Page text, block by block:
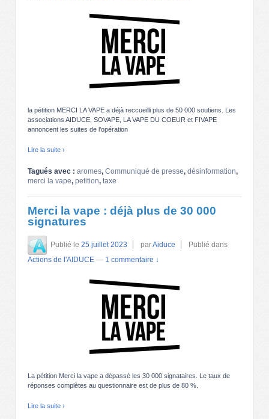
la pétition MERCI LA VAPE a déjà reccueilli plus de 50 000 soutiens. Les
associations AIDUCE, SOVAPE, LA VAPE DU COEUR et FIVAPE
annoncent les suites de l’opération
Lire la suite ›
Tagués avec : aromes, Communiqué de presse, désinformation,
merci la vape, petition, taxe
Merci la vape : déjà plus de 30 000
signatures
Publié le 25 juillet 2023 parAiduce
Publié dans
Actions de l'AIDUCE — 1 commentaire ↓
La pétition Merci la vape a dépassé les 30 000 signataires. Le taux de
réponses complètes au questionnaire est de plus de 80 %.
Lire la suite ›